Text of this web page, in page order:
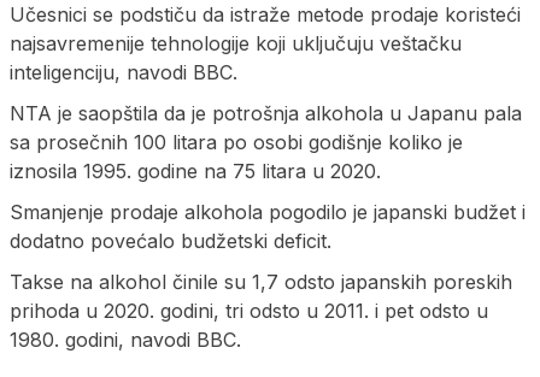
Učesnici se podstiču da istraže metode prodaje koristeći
najsavremenije tehnologije koji uključuju veštačku
inteligenciju, navodi BBC.
NTA je saopštila da je potrošnja alkohola u Japanu pala
sa prosečnih 100 litara po osobi godišnje koliko je
iznosila 1995. godine na 75 litara u 2020.
Smanjenje prodaje alkohola pogodilo je japanski budžet i
dodatno povećalo budžetski deficit.
Takse na alkohol činile su 1,7 odsto japanskih poreskih
prihoda u 2020. godini, tri odsto u 2011. i pet odsto u
1980. godini, navodi BBC.